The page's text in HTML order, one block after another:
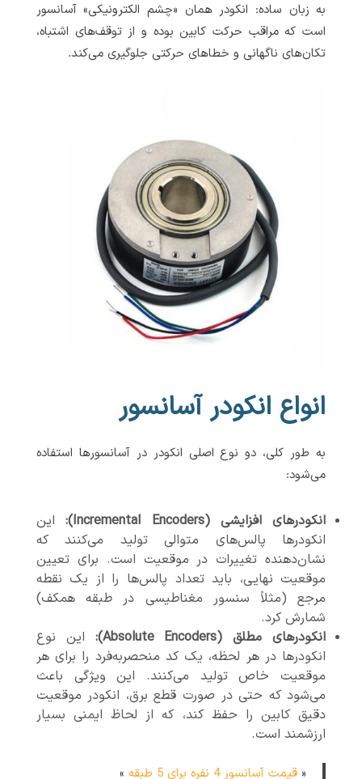
به زبان ساده: انکودر همان «چشم الکترونیکی» آسانسور
است که مراقب حرکت کابین بوده و از توقف‌های اشتباه،
تکان‌های ناگهانی و خطاهای حرکتی جلوگیری می‌کند.
انواع انکودر آسانسور
به طور کلی، دو نوع اصلی انکودر در آسانسورها استفاده
می‌شود:
انکودرهای افزایشی (Incremental Encoders):
این
انکودرها پالس‌های متوالی تولید می‌کنند که
نشان‌دهنده تغییرات در موقعیت است. برای تعیین
موقعیت نهایی، باید تعداد پالس‌ها را از یک نقطه
مرجع (مثلاً سنسور مغناطیسی در طبقه همکف)
شمارش کرد.
انکودرهای مطلق (Absolute Encoders):
این نوع
انکودرها در هر لحظه، یک کد منحصربه‌فرد را برای هر
موقعیت خاص تولید می‌کنند. این ویژگی باعث
می‌شود که حتی در صورت قطع برق، انکودر موقعیت
دقیق کابین را حفظ کند، که از لحاظ ایمنی بسیار
ارزشمند است.
« قیمت آسانسور 4 نفره برای 5 طبقه »